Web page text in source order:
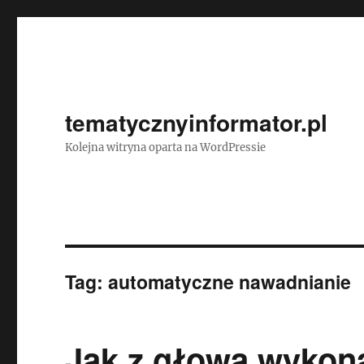
tematycznyinformator.pl
Kolejna witryna oparta na WordPressie
Tag:automatyczne nawadnianie